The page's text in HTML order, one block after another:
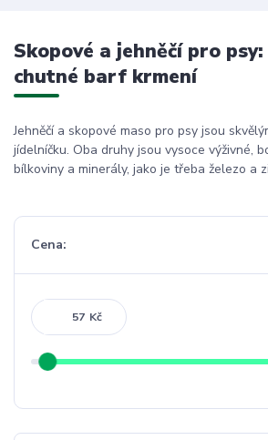
Skopové a jehněčí pro
chutné barf krmení
Jehněčí a skopové maso pro psy jsou
jídelníčku. Oba druhy jsou vysoce výživné,
bílkoviny a minerály, jako je třeba železo a
Cena:
Kč